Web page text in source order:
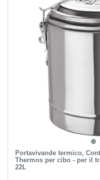
Portavivande termico,
Thermos per cibo - per il
22L